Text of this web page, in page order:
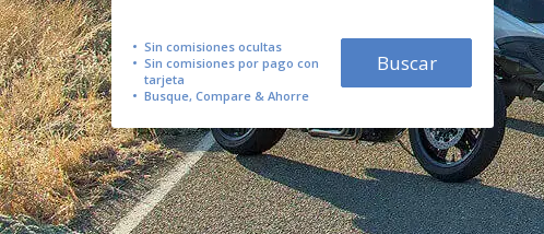
Sin comisiones ocultas
Sin comisiones por pago con
tarjeta
Busque, Compare & Ahorre
Buscar